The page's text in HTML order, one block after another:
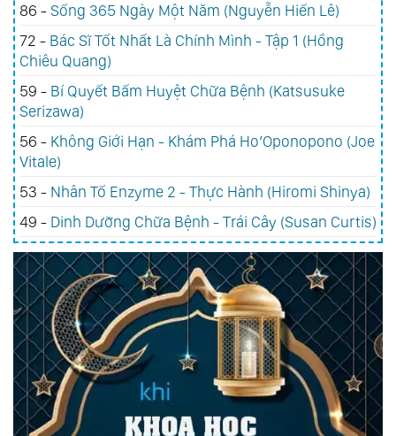
86 -Sống 365 Ngày Một Năm (Nguyễn Hiến Lê)
72 - Bác Sĩ Tốt Nhất Là Chính Mình - Tập 1 (Hồng
Chiêu Quang)
59 - Bí Quyết Bấm Huyệt Chữa Bệnh (Katsusuke
Serizawa)
56 - Không Giới Hạn - Khám Phá Ho’Oponopono (Joe
Vitale)
53 - Nhân Tố Enzyme 2 - Thực Hành (Hiromi Shinya)
49 - Dinh Dưỡng Chữa Bệnh - Trái Cây (Susan Curtis)